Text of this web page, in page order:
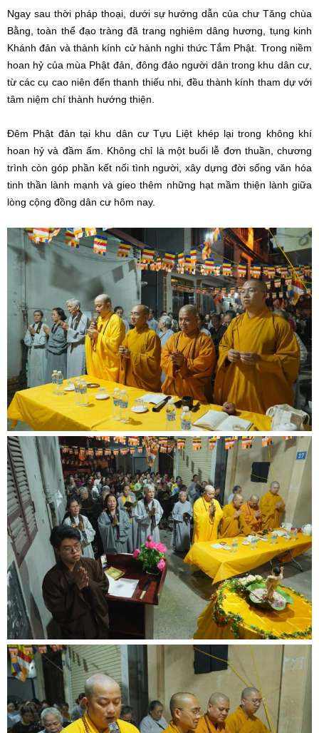
Ngay sau thời pháp thoại, dưới sự hướng dẫn của chư Tăng chùa
Bằng, toàn thể đạo tràng đã trang nghiêm dâng hương, tụng kinh
Khánh đản và thành kính cử hành nghi thức Tắm Phật. Trong niềm
hoan hỷ của mùa Phật đản, đông đảo người dân trong khu dân cư,
từ các cụ cao niên đến thanh thiếu nhi, đều thành kính tham dự với
tâm niệm chí thành hướng thiện.
Đêm Phật đản tại khu dân cư Tựu Liệt khép lại trong không khí
hoan hỷ và đầm ấm. Không chỉ là một buổi lễ đơn thuần, chương
trình còn góp phần kết nối tình người, xây dựng đời sống văn hóa
tinh thần lành mạnh và gieo thêm những hạt mầm thiện lành giữa
lòng cộng đồng dân cư hôm nay.